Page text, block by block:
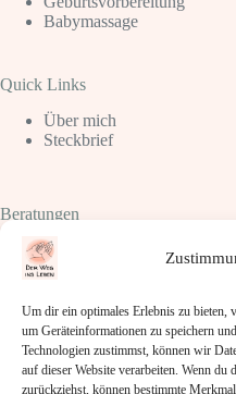
Um dir ein optimales Erlebnis zu bieten,
um Geräteinformationen zu speichern
Technologien zustimmst, können wir
auf dieser Website verarbeiten. Wenn
zurückziehst, können bestimmte
Babymassage
Quick Links
Über mich
Steckbrief
Beratungen
Schlafberatung
Stillberatung
Elternberatung
Rechtliches